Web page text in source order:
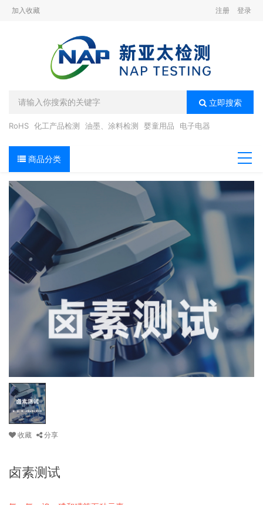
加入收藏 注册 登录
立即搜索
RoHS 化工产品检测 油墨、涂料检测 婴童用品 电子电器
商品分类
收藏 分享
卤素测试